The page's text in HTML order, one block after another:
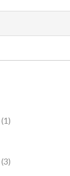
(1)
(3)